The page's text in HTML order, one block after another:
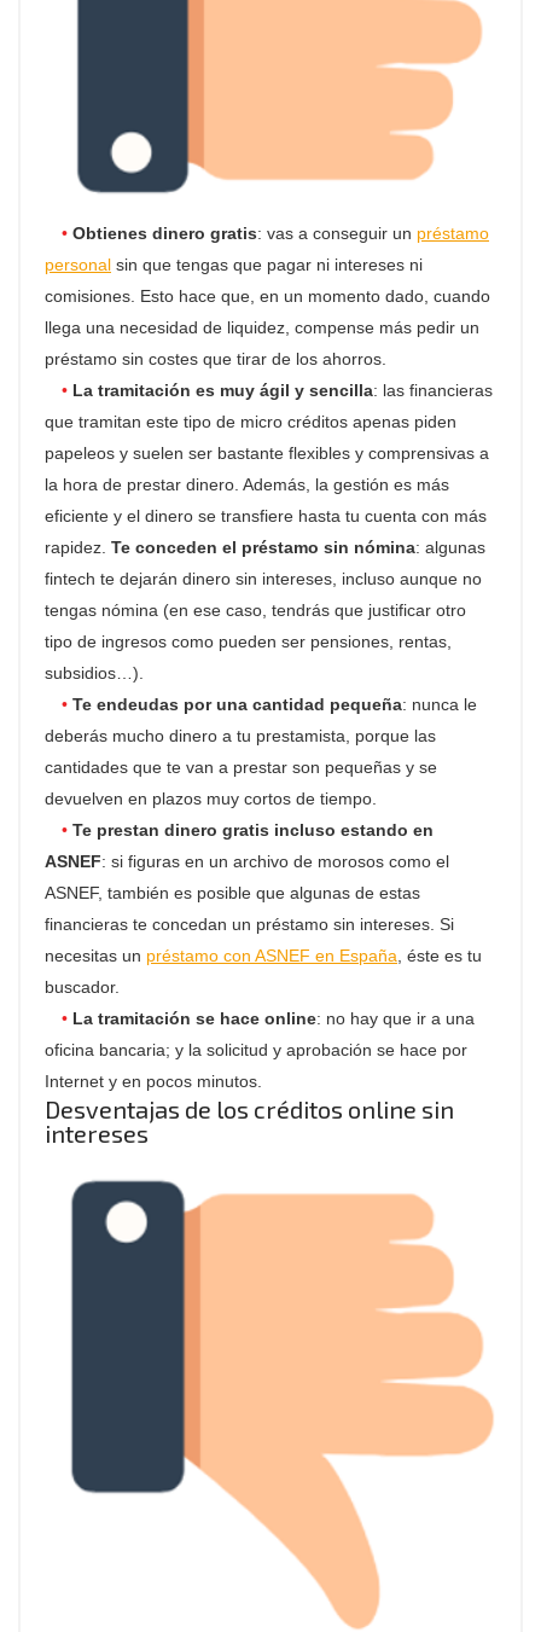
Obtienes dinero gratis: vas a conseguir un préstamo
personal sin que tengas que pagar ni intereses ni
comisiones. Esto hace que, en un momento dado, cuando
llega una necesidad de liquidez, compense más pedir un
préstamo sin costes que tirar de los ahorros.
La tramitación es muy ágil y sencilla: las financieras
que tramitan este tipo de micro créditos apenas piden
papeleos y suelen ser bastante flexibles y comprensivas a
la hora de prestar dinero. Además, la gestión es más
eficiente y el dinero se transfiere hasta tu cuenta con más
rapidez. Te conceden el préstamo sin nómina: algunas
fintech te dejarán dinero sin intereses, incluso aunque no
tengas nómina (en ese caso, tendrás que justificar otro
tipo de ingresos como pueden ser pensiones, rentas,
subsidios…).
Te endeudas por una cantidad pequeña: nunca le
deberás mucho dinero a tu prestamista, porque las
cantidades que te van a prestar son pequeñas y se
devuelven en plazos muy cortos de tiempo.
Te prestan dinero gratis incluso estando en
ASNEF: si figuras en un archivo de morosos como el
ASNEF, también es posible que algunas de estas
financieras te concedan un préstamo sin intereses. Si
necesitas un préstamo con ASNEF en España , éste es tu
buscador.
La tramitación se hace online: no hay que ir a una
oficina bancaria; y la solicitud y aprobación se hace por
Internet y en pocos minutos.
Desventajas de los créditos online sin
intereses